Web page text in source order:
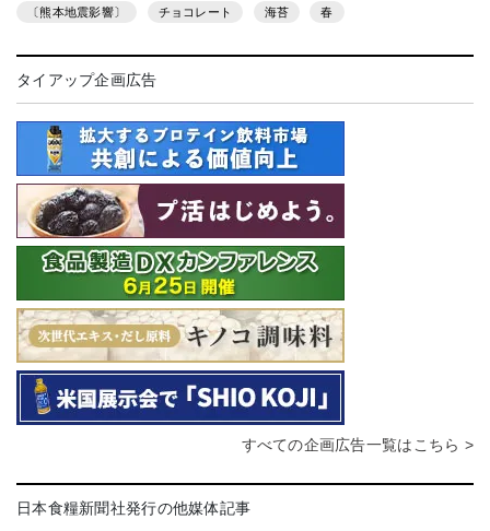
〔熊本地震影響〕 チョコレート 海苔 春
タイアップ企画広告
すべての企画広告一覧はこちら >
日本食糧新聞社発行の他媒体記事